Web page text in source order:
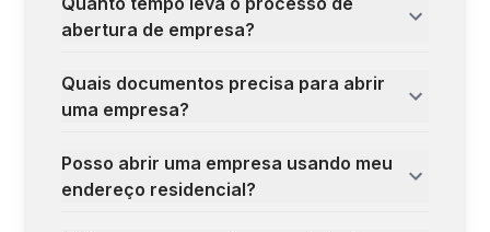
abertura de empresa?
Quais documentos precisa para abrir
uma empresa?
Posso abrir uma empresa usando meu
endereço residencial?